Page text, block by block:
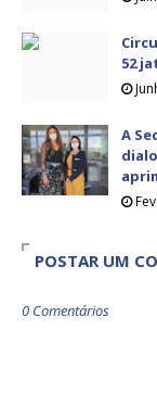
52
A
POSTAR UM
0 Comentários